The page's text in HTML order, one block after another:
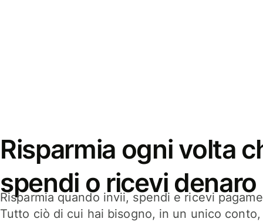
Risparmia ogni volta
spendi o ricevi denaro
Risparmia quando invii, spendi e ricevi
Tutto ciò di cui hai bisogno, in un unico